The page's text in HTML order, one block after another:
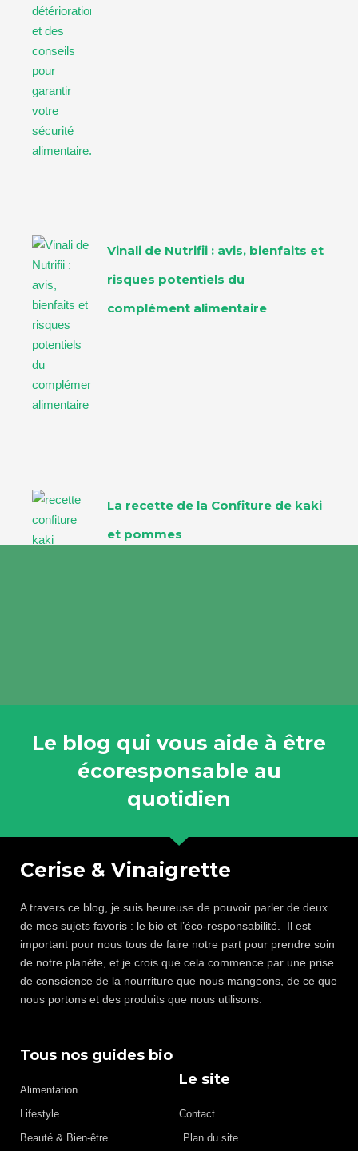
Vinali de Nutrifii : avis, bienfaits et
risques potentiels du
complément alimentaire
La recette de la Confiture de kaki
et pommes
Le blog qui vous aide à être
écoresponsable au
quotidien
Cerise & Vinaigrette
A travers ce blog, je suis heureuse de pouvoir parler de deux
de mes sujets favoris : le bio et l’éco-responsabilité. Il est
important pour nous tous de faire notre part pour prendre soin
de notre planète, et je crois que cela commence par une prise
de conscience de la nourriture que nous mangeons, de ce que
nous portons et des produits que nous utilisons.
Tous nos guides bio
Alimentation
Lifestyle
Beauté & Bien-être
Le site
Contact
Plan du site